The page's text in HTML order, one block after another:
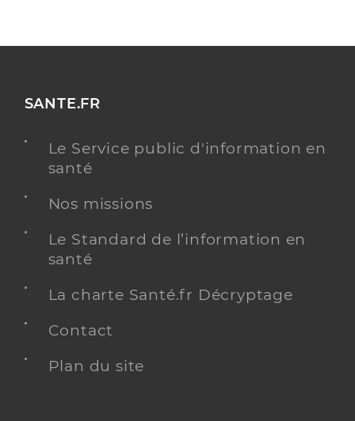
SANTE.FR
Le Service public d'information en
santé
Nos missions
Le Standard de l’information en
santé
La charte Santé.fr Décryptage
Contact
Plan du site